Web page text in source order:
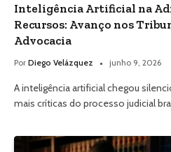
Inteligência Artificial na
Recursos: Avanço nos
Advocacia
Por Diego Velázquez junho 9, 2026
A inteligência artificial chegou
mais críticas do processo judicial